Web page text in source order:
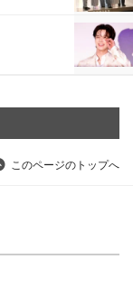
このページのトップへ